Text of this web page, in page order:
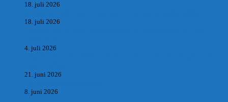
18. juli 2026
18. juli 2026
4. juli 2026
21. juni 2026
8. juni 2026